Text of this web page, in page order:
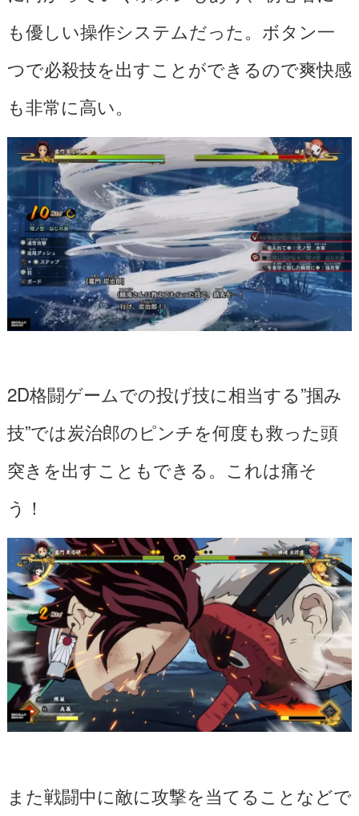
も優しい操作システムだった。ボタン一
つで必殺技を出すことができるので爽快感
も非常に高い。
2D格闘ゲームでの投げ技に相当する”掴み
技”では炭治郎のピンチを何度も救った頭
突きを出すこともできる。これは痛そ
う！
また戦闘中に敵に攻撃を当てることなどで